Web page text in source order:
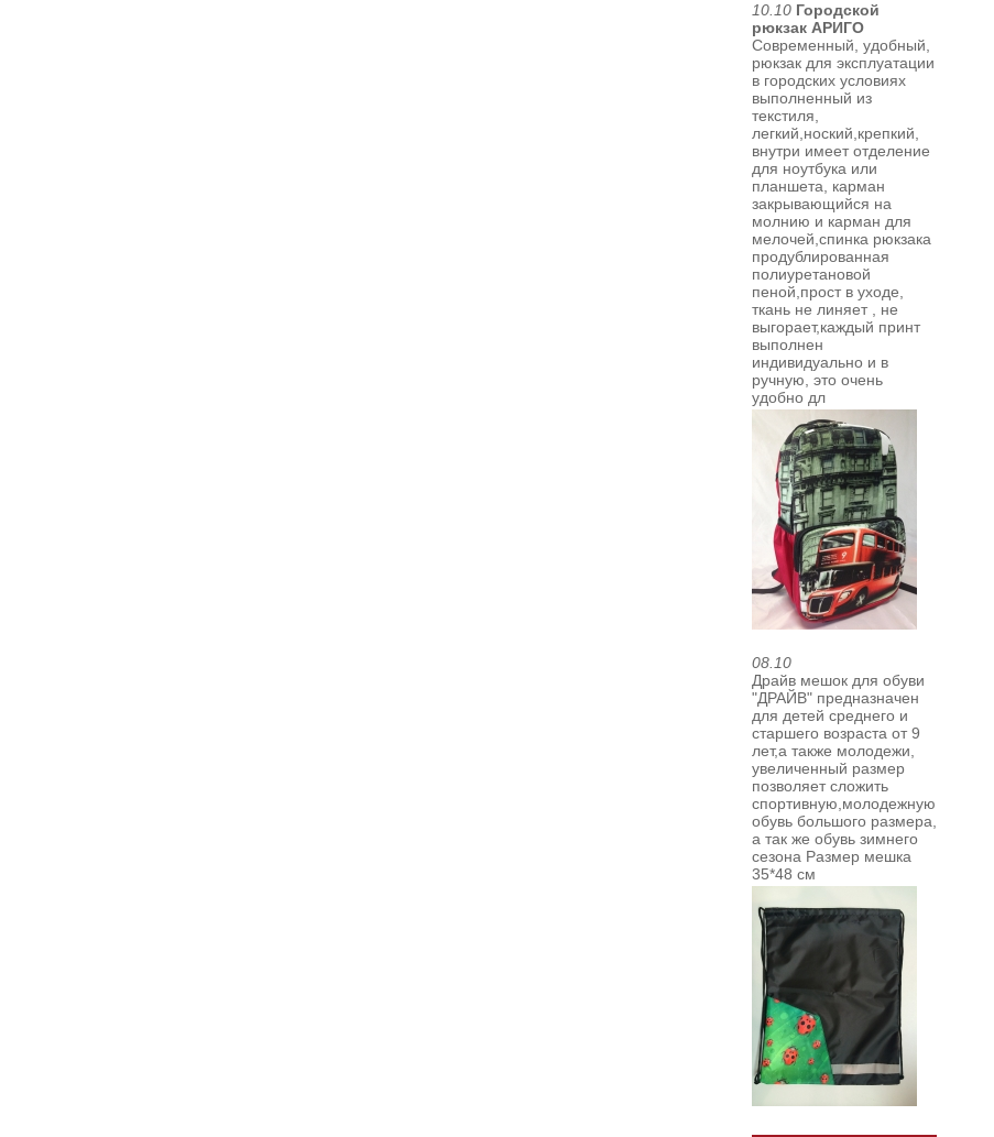
10.10 Городской
рюкзак АРИГО
Современный, удобный,
рюкзак для эксплуатации
в городских условиях
выполненный из
текстиля,
легкий,ноский,крепкий,
внутри имеет отделение
для ноутбука или
планшета, карман
закрывающийся на
молнию и карман для
мелочей,спинка рюкзака
продублированная
полиуретановой
пеной,прост в уходе,
ткань не линяет , не
выгорает,каждый принт
выполнен
индивидуально и в
ручную, это очень
удобно дл
08.10
Драйв мешок для обуви
"ДРАЙВ" предназначен
для детей среднего и
старшего возраста от 9
лет,а также молодежи,
увеличенный размер
позволяет сложить
спортивную,молодежную
обувь большого размера,
а так же обувь зимнего
сезона Размер мешка
35*48 см